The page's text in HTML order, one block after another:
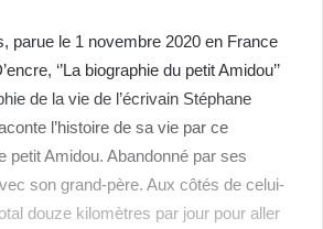
parue le 1 novembre 2020 en France
‘’La biographie du petit Amidou’’
de la vie de l’écrivain Stéphane
l’histoire de sa vie par ce
petit Amidou. Abandonné par ses
son grand-père. Aux côtés de celui-
douze kilomètres par jour pour aller